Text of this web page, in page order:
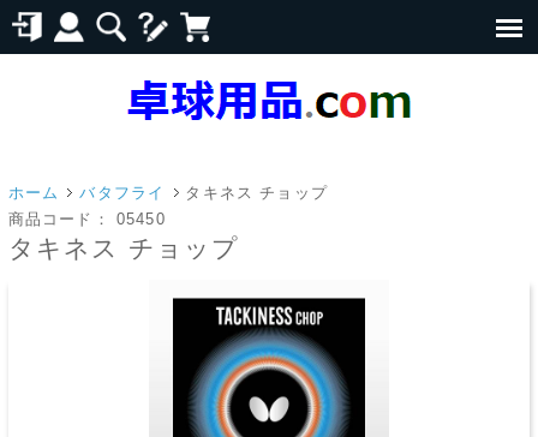
ホーム バタフライ
タキネス チョップ
商品コード：
05450
タキネス チョップ